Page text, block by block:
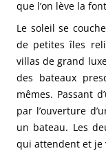
que l’on lève la
Le soleil se
de petites îles
villas de grand
des bateaux
mêmes. Passant
par l’ouverture
un bateau. Les
qui attendent et je